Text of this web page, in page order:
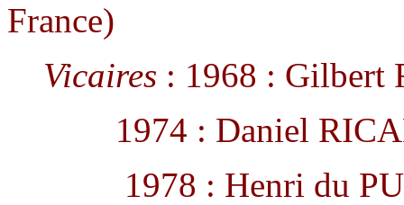
France)
Vicaires : 1968 : Gilbert
1974 : Daniel
1978 : Henri du